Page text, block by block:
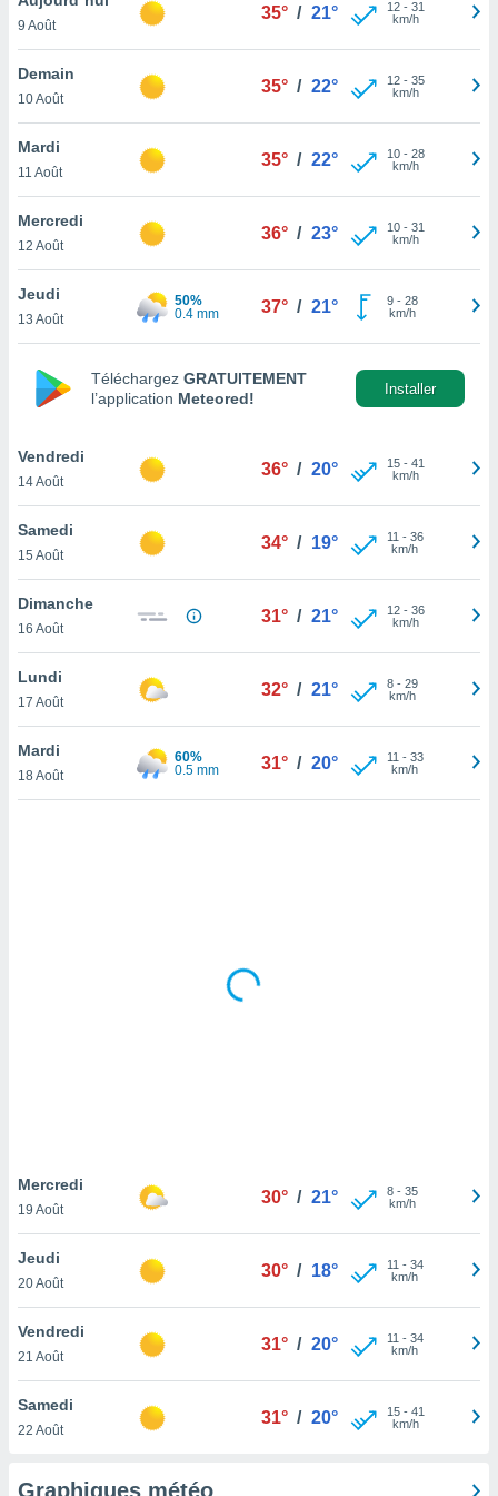
et
»,
au
vous
qu'ils
ou
le
ainsi
un
la
du
votre
à
en
le
notre
que
et que
9 Août
35° / 21° 12- 31
km/h
Demain
10 Août
35° / 22° 12- 35
km/h
Mardi
11 Août
35° / 22° 10- 28
km/h
Mercredi
12 Août
36° / 23° 10- 31
km/h
Jeudi
13 Août
50%
0.4 mm
37° / 21° 9- 28
km/h
Téléchargez GRATUITEMENT
l’application Meteored!
Installer
Vendredi
14 Août
36° / 20° 15- 41
km/h
Samedi
15 Août
34° / 19° 11 - 36
km/h
Dimanche
16 Août
31° / 21° 12- 36
km/h
Lundi
17 Août
32° / 21° 8- 29
km/h
Mardi
18 Août
60%
0.5 mm
31° / 20° 11 - 33
km/h
Mercredi
19 Août
30° / 21° 8- 35
km/h
Jeudi
20 Août
30° / 18° 11 - 34
km/h
Vendredi
21 Août
31° / 20° 11 - 34
km/h
Samedi
22 Août
31° / 20° 15- 41
km/h
Graphiques météo